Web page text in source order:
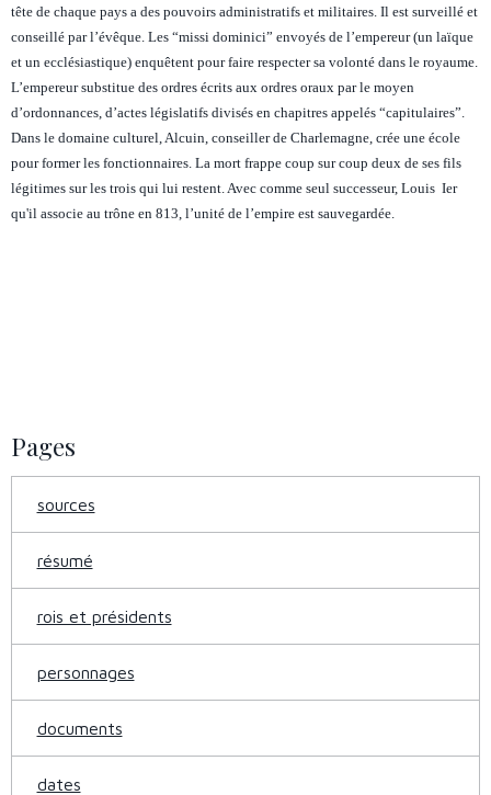
tête de chaque pays a des pouvoirs administratifs et militaires. Il est surveillé et
conseillé par l’évêque. Les “missi dominici” envoyés de l’empereur (un laïque
et un ecclésiastique) enquêtent pour faire respecter sa volonté dans le royaume.
L’empereur substitue des ordres écrits aux ordres oraux par le moyen
d’ordonnances, d’actes législatifs divisés en chapitres appelés “capitulaires”.
Dans le domaine culturel, Alcuin, conseiller de Charlemagne, crée une école
pour former les fonctionnaires. La mort frappe coup sur coup deux de ses fils
légitimes sur les trois qui lui restent. Avec comme seul successeur, Louis Ier
qu'il associe au trône en 813, l’unité de l’empire est sauvegardée.
Pages
sources
résumé
rois et présidents
personnages
documents
dates